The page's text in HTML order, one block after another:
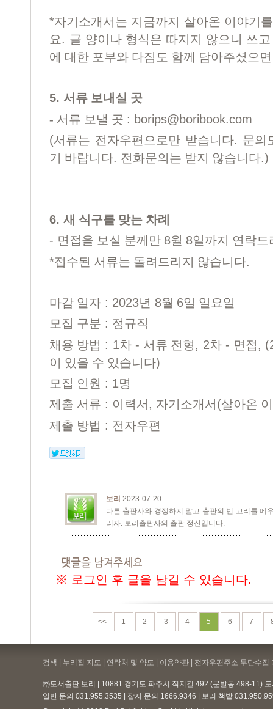
*자기소개서는 지금까지 살아온 이야기
요. 글 양이나 형식은 따지지 않으니 쓰
에 대한 포부와 다짐도 함께 담아주셨으
5. 서류 보내실 곳
- 서류 보낼 곳 : borips@boribook.com
(서류는 전자우편으로만 받습니다. 문의
기 바랍니다. 전화문의는 받지 않습니다.)
6. 새 식구를 맞는 차례
- 면접을 보실 분께만 8월 8일까지 연락드
*접수된 서류는 돌려드리지 않습니다.
마감 일자 : 2023년 8월 6일 일요일
모집 구분 : 정규직
채용 방법 : 1차- 서류 전형 , 2차- 면접 ,
이 있을 수 있습니다)
모집 인원 : 1명
제출 서류 : 이력서 , 자기소개서 (살아온
제출 방법 : 전자우편
보리 2023-07-20
다른 출판사와 경쟁하지 말고 출판의 빈 고리를 메
리자. 보리출판사의 출판 정신입니다.
※ 로그인 후 글을 남길 수 있습니다.
<< 1 2 3 4 5 6 7
검색 | 누리집 지도 | 연락처 및 약도 | 이용약관 | 전자우편주소 무단수집
㈜도서출판 보리 | 10881 경기도 파주시 직지길 492 (문발동 498-11)
일반 문의 031.955.3535 | 잡지 문의 1666.9346 | 보리 책밭